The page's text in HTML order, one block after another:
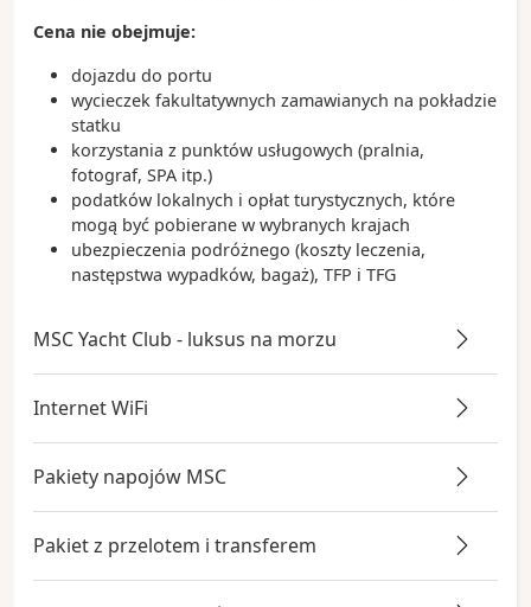
Cena nie obejmuje:
dojazdu do portu
wycieczek fakultatywnych zamawianych na pokładzie
statku
korzystania z punktów usługowych (pralnia,
fotograf, SPA itp.)
podatków lokalnych i opłat turystycznych, które
mogą być pobierane w wybranych krajach
ubezpieczenia podróżnego (koszty leczenia,
następstwa wypadków, bagaż), TFP i TFG
MSC Yacht Club - luksus na morzu
Internet WiFi
Pakiety napojów MSC
Pakiet z przelotem i transferem